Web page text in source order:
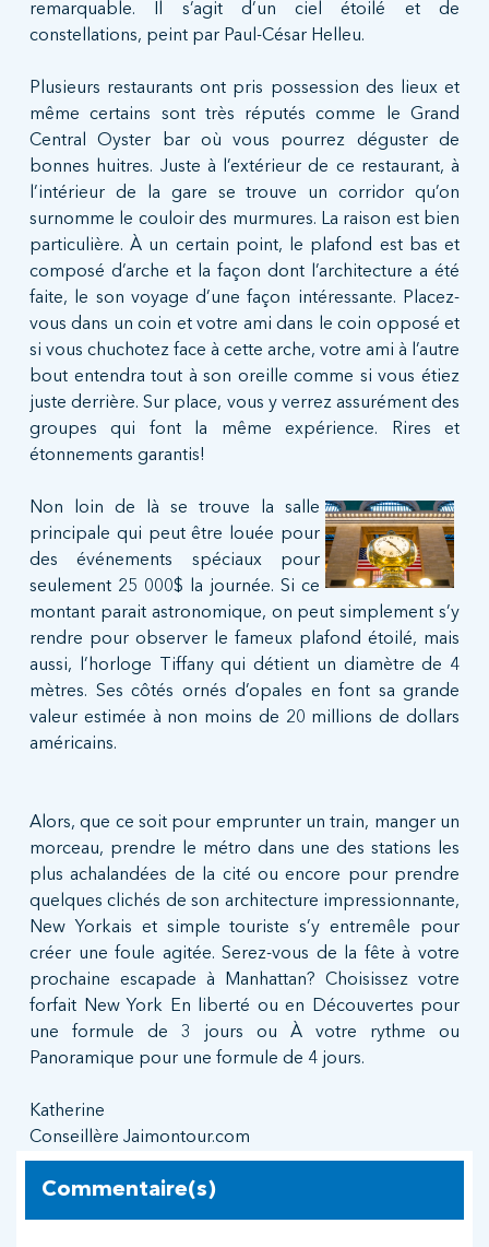
remarquable. Il s’agit d’un ciel étoilé et de
constellations, peint par Paul-César Helleu.
Plusieurs restaurants ont pris possession des lieux et
même certains sont très réputés comme le Grand
Central Oyster bar où vous pourrez déguster de
bonnes huitres. Juste à l’extérieur de ce restaurant, à
l’intérieur de la gare se trouve un corridor qu’on
surnomme le couloir des murmures. La raison est bien
particulière. À un certain point, le plafond est bas et
composé d’arche et la façon dont l’architecture a été
faite, le son voyage d’une façon intéressante. Placez-
vous dans un coin et votre ami dans le coin opposé et
si vous chuchotez face à cette arche, votre ami à l’autre
bout entendra tout à son oreille comme si vous étiez
juste derrière. Sur place, vous y verrez assurément des
groupes qui font la même expérience. Rires et
étonnements garantis!
Non loin de là se trouve la salle
principale qui peut être louée pour
des événements spéciaux pour
seulement 25 000$ la journée. Si ce
montant parait astronomique, on peut simplement s’y
rendre pour observer le fameux plafond étoilé, mais
aussi, l’horloge Tiffany qui détient un diamètre de 4
mètres. Ses côtés ornés d’opales en font sa grande
valeur estimée à non moins de 20 millions de dollars
américains.
Alors, que ce soit pour emprunter un train, manger un
morceau, prendre le métro dans une des stations les
plus achalandées de la cité ou encore pour prendre
quelques clichés de son architecture impressionnante,
New Yorkais et simple touriste s’y entremêle pour
créer une foule agitée. Serez-vous de la fête à votre
prochaine escapade à Manhattan? Choisissez votre
forfait New York En liberté ou en Découvertes pour
une formule de 3 jours ou À votre rythme ou
Panoramique pour une formule de 4 jours.
Katherine
Conseillère Jaimontour.com
Commentaire(s)